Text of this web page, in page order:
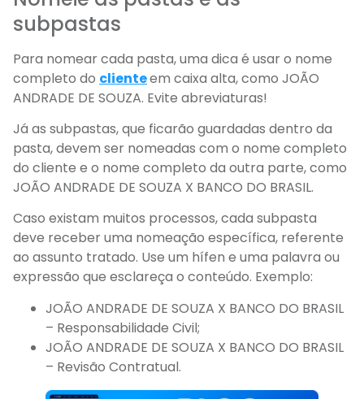
subpastas
Para nomear cada pasta, uma dica é usar o nome
completo do clienteem caixa alta, como JOÃO
ANDRADE DE SOUZA. Evite abreviaturas!
Já as subpastas, que ficarão guardadas dentro da
pasta, devem ser nomeadas com o nome completo
do cliente e o nome completo da outra parte, como
JOÃO ANDRADE DE SOUZA X BANCO DO BRASIL.
Caso existam muitos processos, cada subpasta
deve receber uma nomeação específica, referente
ao assunto tratado. Use um hífen e uma palavra ou
expressão que esclareça o conteúdo. Exemplo:
JOÃO ANDRADE DE SOUZA X BANCO DO BRASIL
– Responsabilidade Civil;
JOÃO ANDRADE DE SOUZA X BANCO DO BRASIL
– Revisão Contratual.